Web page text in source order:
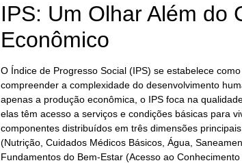
IPS: Um Olhar Além do
Econômico
O Índice de Progresso Social (IPS) se estabelece
compreender a complexidade do desenvolvimento
apenas a produção econômica, o IPS foca na
elas têm acesso a serviços e condições básicas para
componentes distribuídos em três dimensões
(Nutrição, Cuidados Médicos Básicos, Água,
Fundamentos do Bem-Estar (Acesso ao